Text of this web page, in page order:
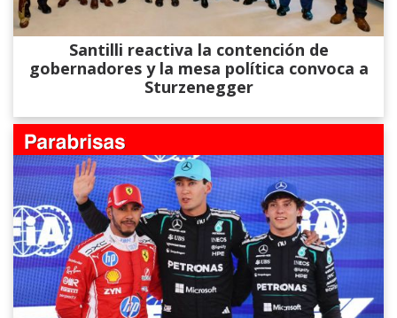
Santilli reactiva la contención de
gobernadores y la mesa política convoca a
Sturzenegger